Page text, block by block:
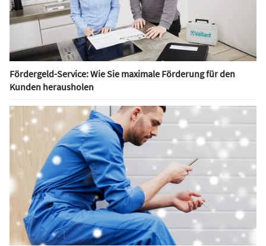
Fördergeld-Service: Wie Sie maximale Förderung für den
Kunden herausholen